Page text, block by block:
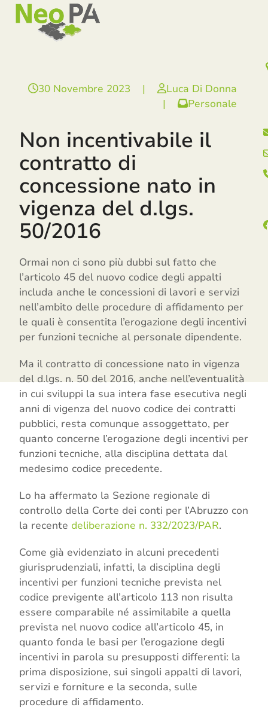
SkipOpen
mobile
menu
Close
mobile
menu
30 Novembre 2023 |
Luca Di Donna
|
Personale
Non incentivabile il
contratto di
concessione nato in
vigenza del d.lgs.
50/2016
Ormai non ci sono più dubbi sul fatto che
l’articolo 45 del nuovo codice degli appalti
includa anche le concessioni di lavori e servizi
nell’ambito delle procedure di affidamento per
le quali è consentita l’erogazione degli incentivi
per funzioni tecniche al personale dipendente.
Ma il contratto di concessione nato in vigenza
del d.lgs. n. 50 del 2016, anche nell’eventualità
in cui sviluppi la sua intera fase esecutiva negli
anni di vigenza del nuovo codice dei contratti
pubblici, resta comunque assoggettato, per
quanto concerne l’erogazione degli incentivi per
funzioni tecniche, alla disciplina dettata dal
medesimo codice precedente.
Lo ha affermato la Sezione regionale di
controllo della Corte dei conti per l’Abruzzo con
la recente deliberazione n. 332/2023/PAR.
Come già evidenziato in alcuni precedenti
giurisprudenziali, infatti, la disciplina degli
incentivi per funzioni tecniche prevista nel
codice previgente all’articolo 113 non risulta
essere comparabile né assimilabile a quella
prevista nel nuovo codice all’articolo 45, in
quanto fonda le basi per l’erogazione degli
incentivi in parola su presupposti differenti: la
prima disposizione, sui singoli appalti di lavori,
servizi e forniture e la seconda, sulle
procedure di affidamento.